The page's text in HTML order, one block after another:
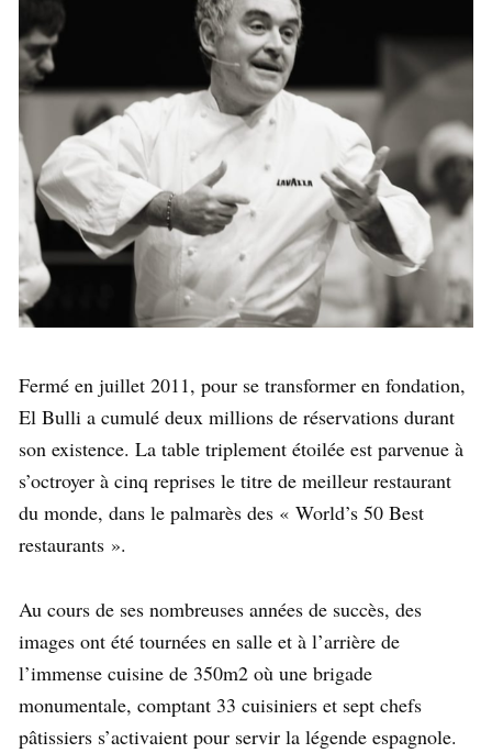
Fermé en juillet 2011, pour se transformer en fondation,
El Bulli a cumulé deux millions de réservations durant
son existence. La table triplement étoilée est parvenue à
s’octroyer à cinq reprises le titre de meilleur restaurant
du monde, dans le palmarès des « World’s 50 Best
restaurants ».
Au cours de ses nombreuses années de succès, des
images ont été tournées en salle et à l’arrière de
l’immense cuisine de 350m2 où une brigade
monumentale, comptant 33 cuisiniers et sept chefs
pâtissiers s’activaient pour servir la légende espagnole.